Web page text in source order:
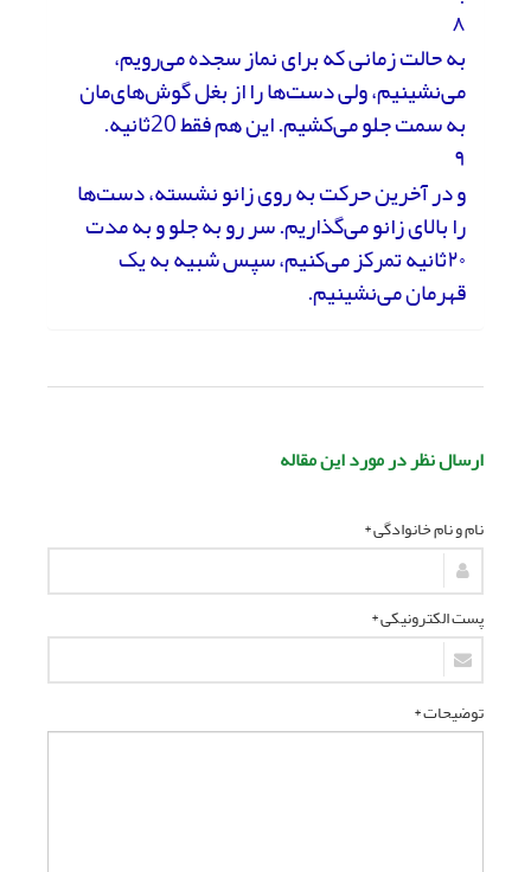
۸
به حالت زمانی که برای نماز سجده می‌رویم،
می‌نشینیم، ولی دست‌ها را از بغل گوش‌های‌مان
به سمت جلو می‌کشیم. این هم فقط 20ثانیه.
۹
و در آخرین حرکت به روی زانو نشسته، دست‌ها
را بالای زانو می‌گذاریم. سر رو به جلو و به مدت
۲۰ثانیه تمرکز می‌کنیم، سپس شبیه به یک
قهرمان می‌نشینیم.
ارسال نظر در مورد این مقاله
نام و نام خانوادگی *
پست الکترونیکی *
توضیحات *